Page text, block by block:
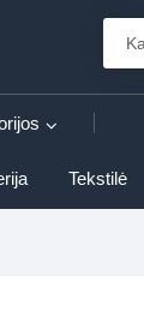
Tekstilė